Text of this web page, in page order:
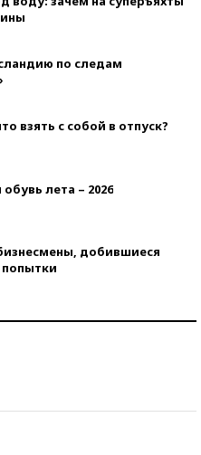
по следам
взять с собой в отпуск?
лета – 2026
добившиеся
попытки